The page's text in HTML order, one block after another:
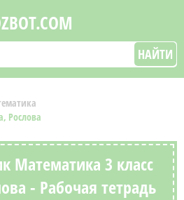
НАЙТИ
Рослова
Математика 3 класс
- Рабочая тетрадь